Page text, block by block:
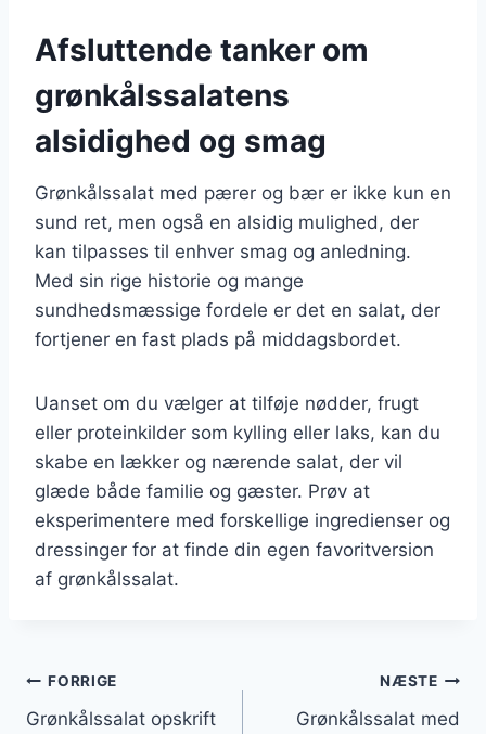
Afsluttende tanker om
grønkålssalatens
alsidighed og smag
Grønkålssalat med pærer og bær er ikke kun en
sund ret, men også en alsidig mulighed, der
kan tilpasses til enhver smag og anledning.
Med sin rige historie og mange
sundhedsmæssige fordele er det en salat, der
fortjener en fast plads på middagsbordet.
Uanset om du vælger at tilføje nødder, frugt
eller proteinkilder som kylling eller laks, kan du
skabe en lækker og nærende salat, der vil
glæde både familie og gæster. Prøv at
eksperimentere med forskellige ingredienser og
dressinger for at finde din egen favoritversion
af grønkålssalat.
Indlægsnavigation
FORRIGE
Grønkålssalat opskrift
NÆSTE
Grønkålssalat med